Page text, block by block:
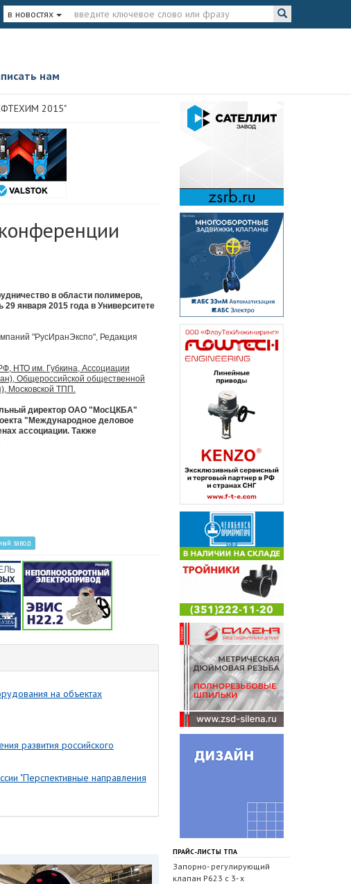
в новостях
нам
2015"
в области полимеров,
января 2015 года в Университете
"РусИранЭкспо", Редакция
НТО им. Губкина, Ассоциации
Общероссийской общественной
Московской ТПП.
директор ОАО "МосЦКБА"
"Международное деловое
ассоциации. Также
завод
на объектах
развития российского
"Перспективные направления
ПРАЙС-ЛИСТЫ ТПА
Запорно- регулирующий
клапан Р623 с 3- х